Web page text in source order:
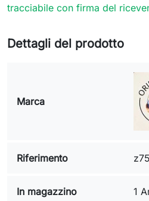
tracciabile con firma del
Dettagli del prodotto
Marca
Riferimento
In magazzino 1